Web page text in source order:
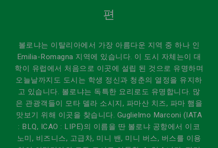
편
볼로냐는 이탈리아에서 가장 아름다운 지역 중 하나 인
Emilia-Romagna 지역에 있습니다. 이 도시 자체는이 대
학이 유럽에서 처음으로 이곳에 설립 된 것으로 유명하며
오늘날까지도 도시는 학생 정신과 청춘의 열정을 유지하
고 있습니다. 볼로냐는 독특한 요리로도 유명합니다. 많
은 관광객들이 모타 델라 소시지, 파마산 치즈, 파마 햄을
맛보기 위해 이곳을 찾습니다. Guglielmo Marconi (IATA
: BLQ, ICAO : LIPE)의 이름을 딴 볼로냐 공항에서 이코
노미, 비즈니스, 고급차, 미니 밴, 미니 버스, 버스를 이용